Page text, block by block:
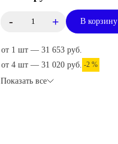
- + В корзину
от 1 шт — 31 653 руб.
от 4 шт — 31 020 руб. -2 %
Показать все